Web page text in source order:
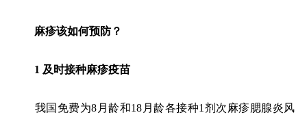
麻疹该如何预防？
1 及时接种麻疹疫苗
我国免费为8 月龄和18 月龄各接种1 剂次麻疹腮腺炎风